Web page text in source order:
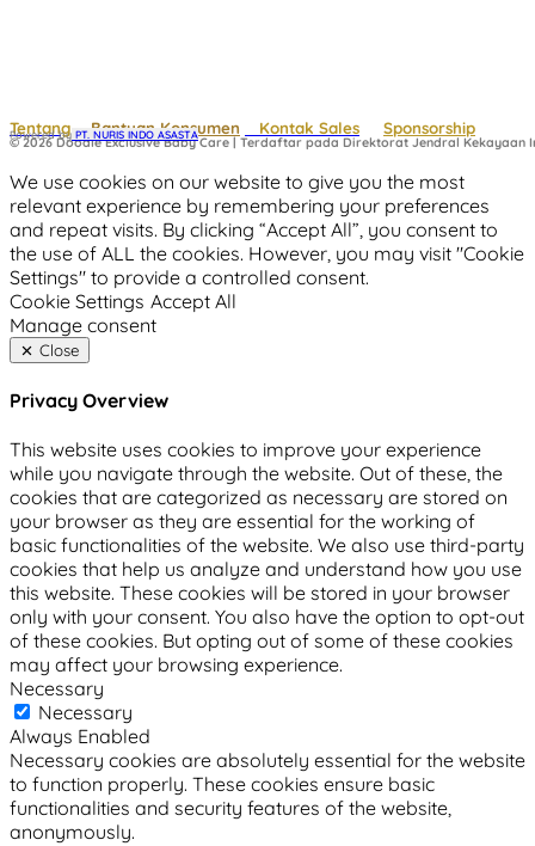
Tentang Bantuan Konsumen Kontak Sales Sponsorship
© 2026 Doodle Exclusive Baby Care | Terdaftar pada Direktorat Jendral Kekayaan
Powered by PT. NURIS INDO ASASTA
We use cookies on our website to give you the most
relevant experience by remembering your preferences
and repeat visits. By clicking “Accept All”, you consent to
the use of ALL the cookies. However, you may visit "Cookie
Settings" to provide a controlled consent.
Cookie Settings Accept All
Manage consent
Close
Privacy Overview
This website uses cookies to improve your experience
while you navigate through the website. Out of these, the
cookies that are categorized as necessary are stored on
your browser as they are essential for the working of
basic functionalities of the website. We also use third-party
cookies that help us analyze and understand how you use
this website. These cookies will be stored in your browser
only with your consent. You also have the option to opt-out
of these cookies. But opting out of some of these cookies
may affect your browsing experience.
Necessary
Necessary
Always Enabled
Necessary cookies are absolutely essential for the website
to function properly. These cookies ensure basic
functionalities and security features of the website,
anonymously.